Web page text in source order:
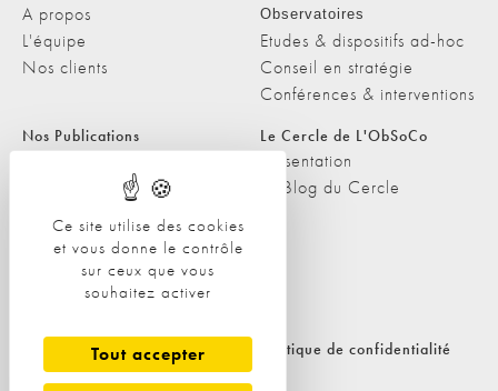
Ce site utilise des cookies
et vous donne le contrôle
sur ceux que vous
souhaitez activer
Tout accepter
A propos
L'équipe
Nos clients
Observatoires
Etudes & dispositifs ad-hoc
Conseil en stratégie
Conférences & interventions
Nos Publications
Les Podcasts de L'ObSoCo
L'ObSoCo dans les médias
Le Cercle de L'ObSoCo
Présentation
Le Blog du Cercle
Contacts
Nous contacter
Politique de cookies Politique de confidentialité